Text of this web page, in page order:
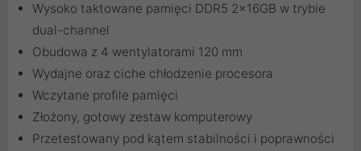
Wysoko taktowane pamięci DDR5 2x16GB w trybie
dual-channel
Obudowa z 4 wentylatorami 120 mm
Wydajne oraz ciche chłodzenie procesora
Wczytane profile pamięci
Złożony, gotowy zestaw komputerowy
Przetestowany pod kątem stabilności i poprawności